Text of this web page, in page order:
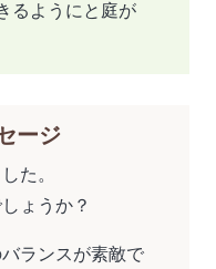
るようにと庭が
ージ
た。
ょうか？
ランスが素敵で